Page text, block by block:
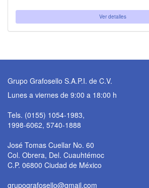
Ver detalles
Grupo Grafosello S.A.P.I. de C.V.
Lunes a viernes de 9:00 a 18:00 h
Tels. (0155) 1054-1983,
1998-6062, 5740-1888
José Tomas Cuellar No. 60
Col. Obrera, Del. Cuauhtémoc
C.P. 06800 Ciudad de México
grupografosello@gmail.com